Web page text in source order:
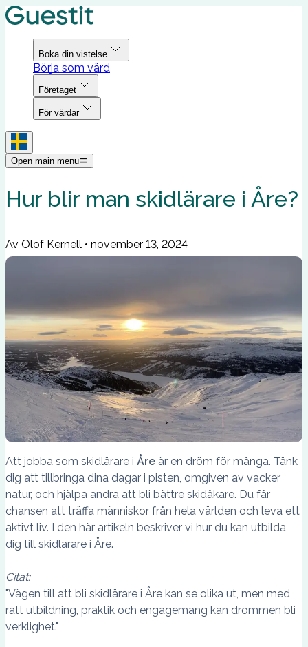
Boka din vistelse
Börja som värd
Företaget
För värdar
Open main menu
Hur blir man skidlärare i Åre?
Av Olof Kernell • november 13, 2024
Att jobba som skidlärare i Åre är en dröm för många. Tänk
dig att tillbringa dina dagar i pisten, omgiven av vacker
natur, och hjälpa andra att bli bättre skidåkare. Du får
chansen att träffa människor från hela världen och leva ett
aktivt liv. I den här artikeln beskriver vi hur du kan utbilda
dig till skidlärare i Åre.
Citat:
"Vägen till att bli skidlärare i Åre kan se olika ut, men med
rätt utbildning, praktik och engagemang kan drömmen bli
verklighet."